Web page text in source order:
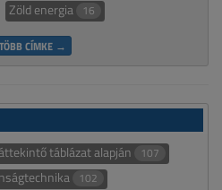
Zöld energia 16
CÍMKE →
táblázat alapján 107
102